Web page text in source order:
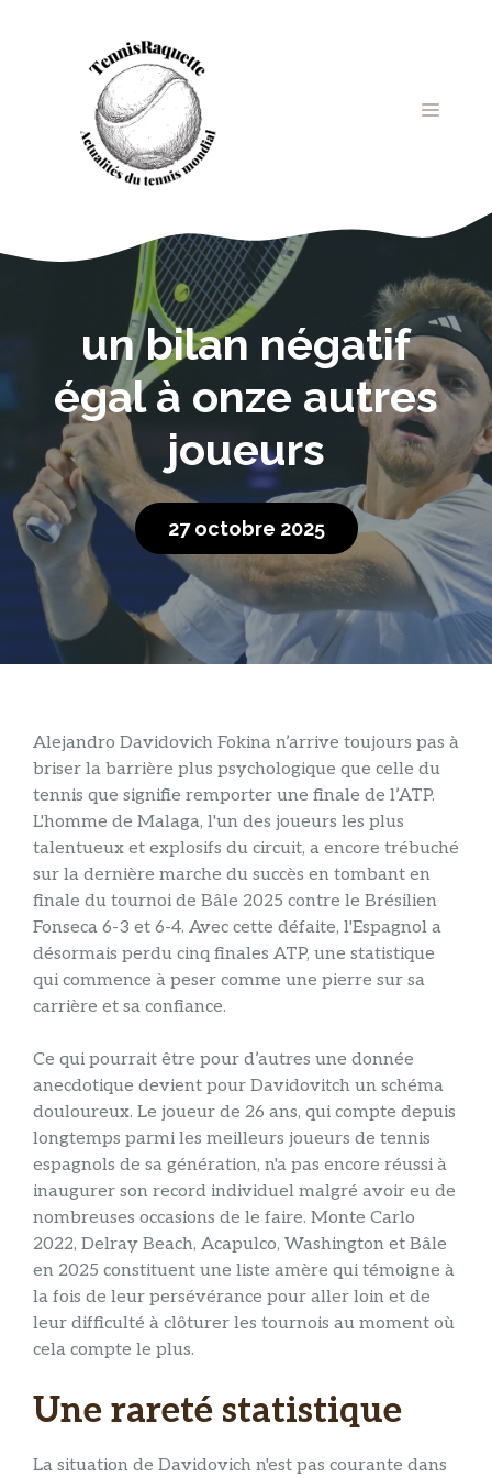
MENU
un bilan négatif
égal à onze autres
joueurs
27 octobre 2025
Alejandro Davidovich Fokina n’arrive toujours pas à
briser la barrière plus psychologique que celle du
tennis que signifie remporter une finale de l’ATP.
L'homme de Malaga, l'un des joueurs les plus
talentueux et explosifs du circuit, a encore trébuché
sur la dernière marche du succès en tombant en
finale du tournoi de Bâle 2025 contre le Brésilien
Fonseca 6-3 et 6-4. Avec cette défaite, l'Espagnol a
désormais perdu cinq finales ATP, une statistique
qui commence à peser comme une pierre sur sa
carrière et sa confiance.
Ce qui pourrait être pour d’autres une donnée
anecdotique devient pour Davidovitch un schéma
douloureux. Le joueur de 26 ans, qui compte depuis
longtemps parmi les meilleurs joueurs de tennis
espagnols de sa génération, n'a pas encore réussi à
inaugurer son record individuel malgré avoir eu de
nombreuses occasions de le faire. Monte Carlo
2022, Delray Beach, Acapulco, Washington et Bâle
en 2025 constituent une liste amère qui témoigne à
la fois de leur persévérance pour aller loin et de
leur difficulté à clôturer les tournois au moment où
cela compte le plus.
Une rareté statistique
La situation de Davidovich n'est pas courante dans